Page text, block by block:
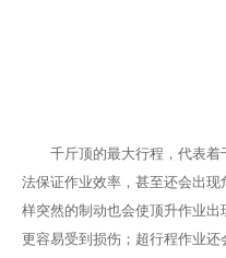
千斤顶的最大行程，代表
法保证作业效率，甚至还会出
样突然的制动也会使顶升作业
更容易受到损伤；超行程作业